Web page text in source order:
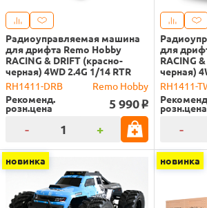
Радиоуправляемая машина
для дрифта Remo Hobby
RACING & DRIFT (красно-
черная) 4WD 2.4G 1/14 RTR
RH1411-DRB
Remo Hobby
Рекоменд.
розн.цена 5 990 o
- +
для
RACING
черная)
RH1411-
розн.цена
-
новинка новинка